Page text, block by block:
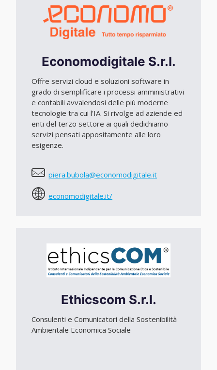
Economodigitale S.r.l.
Offre servizi cloud e soluzioni software in
grado di semplificare i processi amministrativi
e contabili avvalendosi delle più moderne
tecnologie tra cui l'IA. Si rivolge ad aziende ed
enti del terzo settore ai quali dedichiamo
servizi pensati appositamente alle loro
esigenze.
piera.bubola@economodigitale.it
economodigitale.it/
Ethicscom S.r.l.
Consulenti e Comunicatori della Sostenibilità
Ambientale Economica Sociale